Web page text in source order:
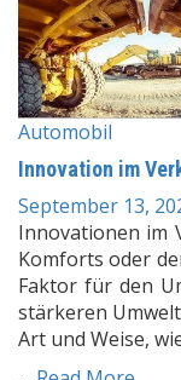
Automobil
Innovation im
September 13,
Innovationen im
Komforts oder
Faktor für den
stärkeren
Art und Weise,